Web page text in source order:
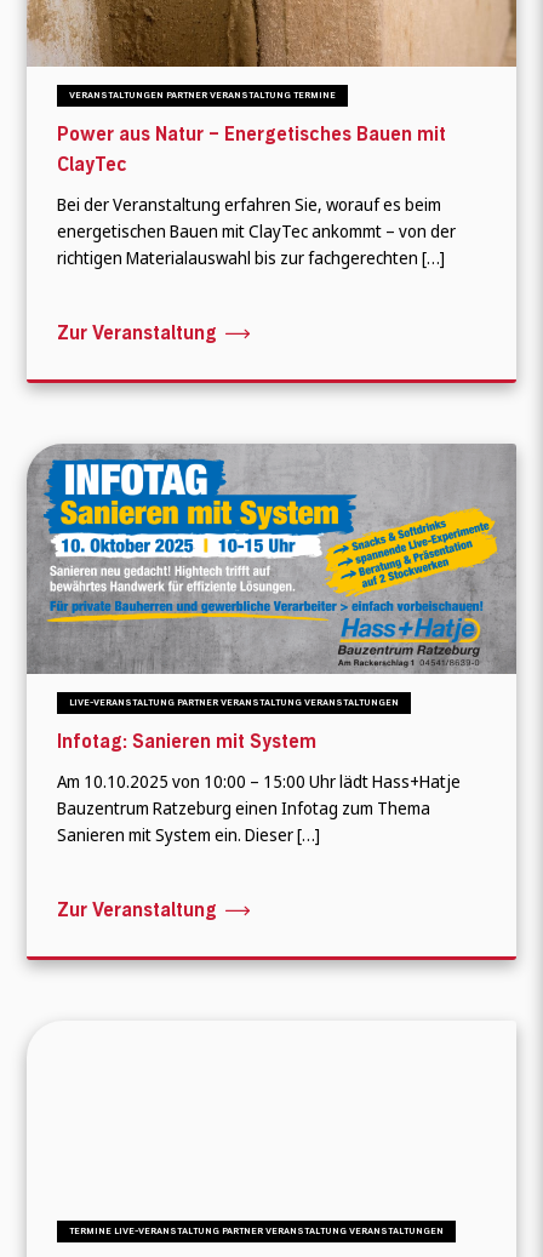
VERANSTALTUNGEN PARTNER VERANSTALTUNG TERMINE
Power aus Natur – Energetisches Bauen mit
ClayTec
Bei der Veranstaltung erfahren Sie, worauf es beim
energetischen Bauen mit ClayTec ankommt – von der
richtigen Materialauswahl bis zur fachgerechten […]
Zur Veranstaltung
LIVE-VERANSTALTUNG PARTNER VERANSTALTUNG VERANSTALTUNGEN
Infotag: Sanieren mit System
Am 10.10.2025 von 10:00 – 15:00 Uhr lädt Hass+Hatje
Bauzentrum Ratzeburg einen Infotag zum Thema
Sanieren mit System ein. Dieser […]
Zur Veranstaltung
TERMINE LIVE-VERANSTALTUNG PARTNER VERANSTALTUNG VERANSTALTUNGEN